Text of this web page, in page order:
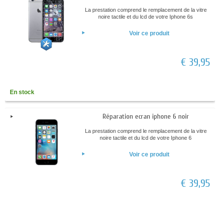
La prestation comprend le remplacement de la vitre
noire tactile et du lcd de votre Iphone 6s
Voir ce produit
€ 39,95
En stock
Réparation ecran iphone 6 noir
La prestation comprend le remplacement de la vitre
noire tactile et du lcd de votre Iphone 6
Voir ce produit
€ 39,95